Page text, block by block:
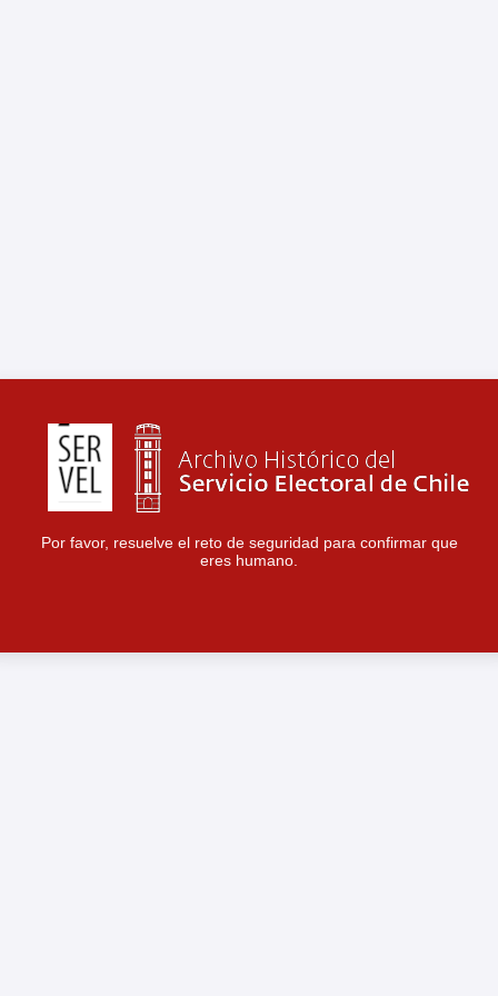
Por favor, resuelve el reto de seguridad para confirmar que
eres humano.